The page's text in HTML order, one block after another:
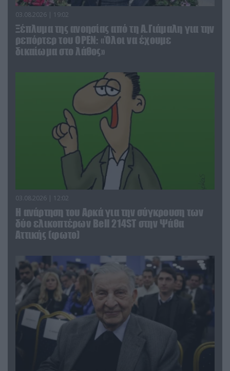
03.08.2026 | 19:02
Ξέπλυμα της ανοησίας από τη Α.Γιάμαλη για την
ρεπόρτερ του ΟΡΕΝ: «Όλοι να έχουμε
δικαίωμα στο λάθος»
03.08.2026 | 12:02
Η ανάρτηση του Αρκά για την σύγκρουση των
δύο ελικοπτέρων Bell 214ST στην Ψάθα
Αττικής (φωτο)